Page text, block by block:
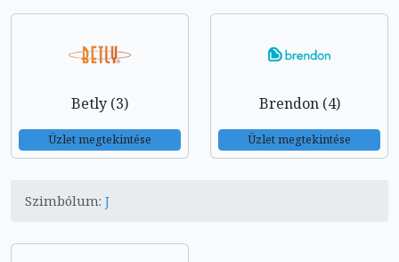
Betly (3)
Üzlet megtekintése
Brendon (4)
Üzlet megtekintése
Szimbólum: J